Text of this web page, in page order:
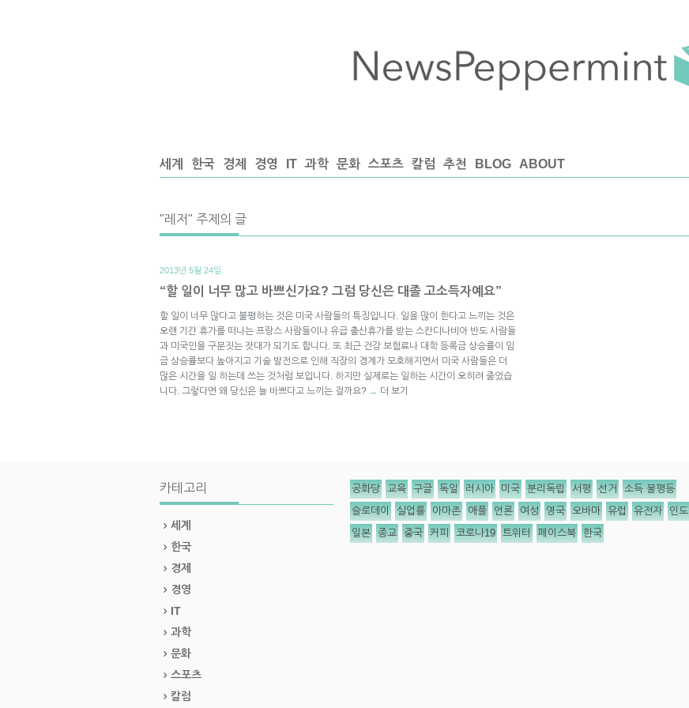
세계 한국 경제 경영 IT 과학 문화 스포츠 칼럼 추천 BLOG ABOUT
"레저" 주제의 글
2013년 5월 24일.
“할 일이 너무 많고 바쁘신가요? 그럼 당신은 대졸 고소득자예요”
할 일이 너무 많다고 불평하는 것은 미국 사람들의 특징입니다. 일을 많이 한다고 느끼는 것은
오랜 기간 휴가를 떠나는 프랑스 사람들이나 유급 출산휴가를 받는 스칸디나비아 반도 사람들
과 미국인을 구분짓는 잣대가 되기도 합니다. 또 최근 건강 보험료나 대학 등록금 상승률이 임
금 상승률보다 높아지고 기술 발전으로 인해 직장의 경계가 모호해지면서 미국 사람들은 더
많은 시간을 일 하는데 쓰는 것처럼 보입니다. 하지만 실제로는 일하는 시간이 오히려 줄었습
니다. 그렇다면 왜 당신은 늘 바쁘다고 느끼는 걸까요? → 더 보기
카테고리
세계
한국
경제
경영
IT
과학
문화
스포츠
칼럼
공화당 교육 구글 독일 러시아 미국 분리독립 서평 선거 소득 불평등
슬로데이 실업률 아마존 애플 언론 여성 영국 오바마 유럽 유전자 인도
일본 종교 중국 커피 코로나19 트위터 페이스북 한국